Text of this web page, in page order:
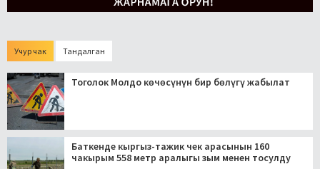
Учур чак Тандалган
Тоголок Молдо көчөсүнүн бир бөлүгү жабылат
Баткенде кыргыз-тажик чек арасынын 160
чакырым 558 метр аралыгы зым менен тосулду